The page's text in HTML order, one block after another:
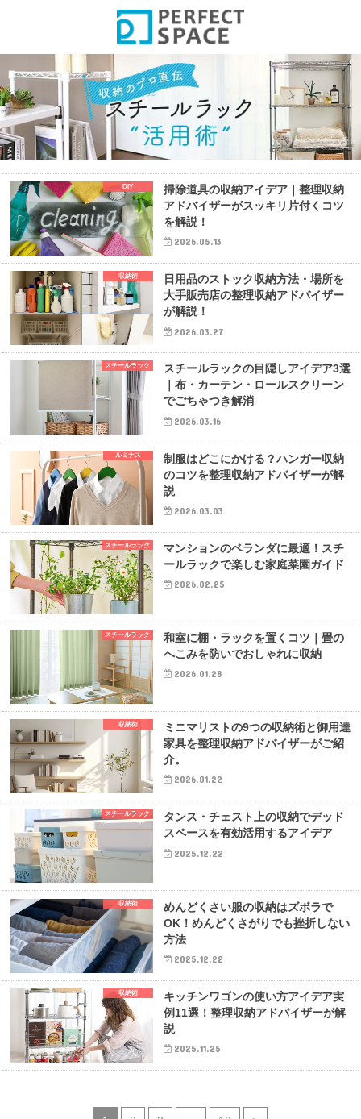
DIY
掃除道具の収納アイデア｜整理収納
アドバイザーがスッキリ片付くコツ
を解説！
2026.05.13
収納術
日用品のストック収納方法・場所を
大手販売店の整理収納アドバイザー
が解説！
2026.03.27
スチールラック
スチールラックの目隠しアイデア3選
｜布・カーテン・ロールスクリーン
でごちゃつき解消
2026.03.16
ルミナス
制服はどこにかける？ハンガー収納
のコツを整理収納アドバイザーが解
説
2026.03.03
スチールラック
マンションのベランダに最適！スチ
ールラックで楽しむ家庭菜園ガイド
2026.02.25
スチールラック
和室に棚・ラックを置くコツ｜畳の
へこみを防いでおしゃれに収納
2026.01.28
収納術
ミニマリストの9つの収納術と御用達
家具を整理収納アドバイザーがご紹
介。
2026.01.22
スチールラック
タンス・チェスト上の収納でデッド
スペースを有効活用するアイデア
2025.12.22
収納術
めんどくさい服の収納はズボラで
OK！めんどくさがりでも挫折しない
方法
2025.12.22
収納術
キッチンワゴンの使い方アイデア実
例11選！整理収納アドバイザーが解
説
2025.11.25